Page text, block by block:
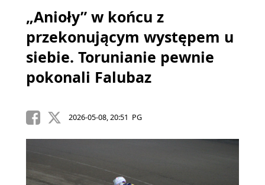
„Anioły” w końcu z
przekonującym występem u
siebie. Torunianie pewnie
pokonali Falubaz
2026-05-08, 20:51 PG